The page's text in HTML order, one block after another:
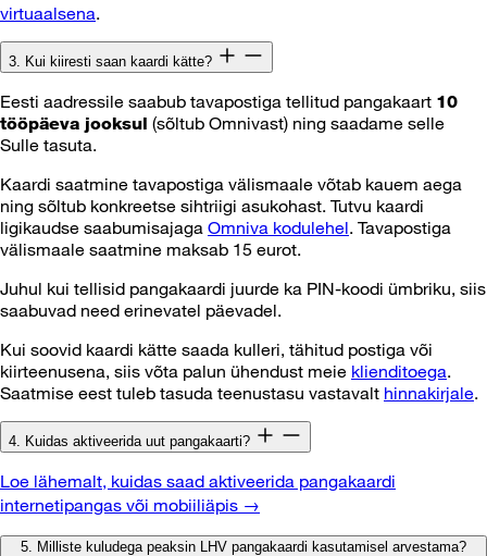
virtuaalsena.
3. Kui kiiresti saan kaardi kätte?
Eesti aadressile saabub tavapostiga tellitud pangakaart 10
tööpäeva jooksul (sõltub Omnivast) ning saadame selle
Sulle tasuta.
Kaardi saatmine tavapostiga välismaale võtab kauem aega
ning sõltub konkreetse sihtriigi asukohast. Tutvu kaardi
ligikaudse saabumisajaga Omniva kodulehel. Tavapostiga
välismaale saatmine maksab 15 eurot.
Juhul kui tellisid pangakaardi juurde ka PIN-koodi ümbriku, siis
saabuvad need erinevatel päevadel.
Kui soovid kaardi kätte saada kulleri, tähitud postiga või
kiirteenusena, siis võta palun ühendust meie klienditoega.
Saatmise eest tuleb tasuda teenustasu vastavalt hinnakirjale.
4. Kuidas aktiveerida uut pangakaarti?
Loe lähemalt, kuidas saad aktiveerida pangakaardi
internetipangas või mobiiliäpis →
5. Milliste kuludega peaksin LHV pangakaardi kasutamisel arvestama?